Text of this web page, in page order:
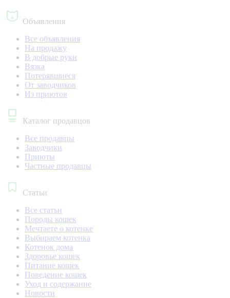
Объявления
Все объявления
На продажу
В добрые руки
Вязка
Потерявшиеся
От заводчиков
Из приютов
Каталог продавцов
Все продавцы
Заводчики
Приюты
Частные продавцы
Статьи
Все статьи
Породы кошек
Мечтаете о котенке
Выбираем котенка
Котенок дома
Здоровье кошек
Питание кошек
Поведение кошек
Уход и содержание
Новости